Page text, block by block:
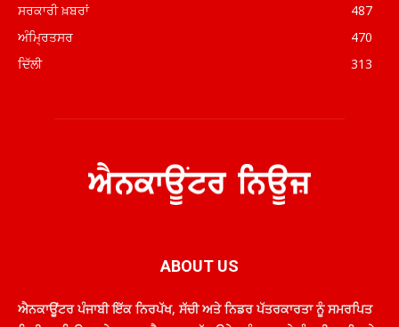
ਸਰਕਾਰੀ ਖ਼ਬਰਾਂ
487
ਅੰਮ੍ਰਿਤਸਰ
470
ਦਿੱਲੀ
313
ABOUT US
ਐਨਕਾਊਂਟਰ ਪੰਜਾਬੀ ਇੱਕ ਨਿਰਪੱਖ, ਸੱਚੀ ਅਤੇ ਨਿਡਰ ਪੱਤਰਕਾਰਤਾ ਨੂੰ ਸਮਰਪਿਤ